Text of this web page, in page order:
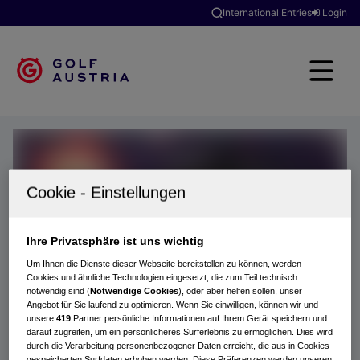
International Entries Login
Ihre Privatsphäre ist uns wichtig
Um Ihnen die Dienste dieser Webseite bereitstellen zu können, werden
Cookies und ähnliche Technologien eingesetzt, die zum Teil technisch
notwendig sind (Notwendige Cookies), oder aber helfen sollen, unser
Angebot für Sie laufend zu optimieren. Wenn Sie einwilligen, können wir und
unsere419 Partner persönliche Informationen auf Ihrem Gerät speichern und
darauf zugreifen, um ein persönlicheres Surferlebnis zu ermöglichen. Dies wird
durch die Verarbeitung personenbezogener Daten erreicht, die aus in Cookies